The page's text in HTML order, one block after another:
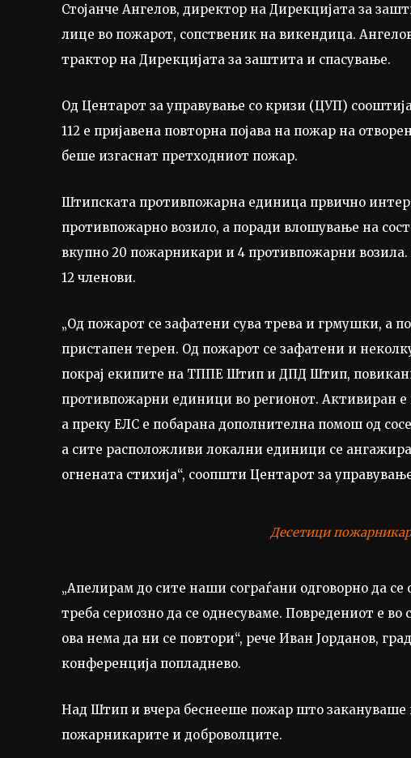
Стојанче Ангелов, директор на Дирекцијата за
лице во пожарот, сопственик на викендица.
трактор на Дирекцијата за заштита и спасување.
Од Центарот за управување со кризи (ЦУП)
112 е пријавена повторна појава на пожар на
беше изгаснат претходниот пожар.
Штипската противпожарна единица првично
противпожарно возило, а поради влошување на
вкупно 20 пожарникари и 4 противпожарни
12 членови.
„Од пожарот се зафатени сува трева и грмушки, а
пристапен терен. Од пожарот се зафатени и
покрај екипите на ТППЕ Штип и ДПД Штип,
противпожарни единици во регионот. Активиран
а преку ЕЛС е побарана дополнителна помош од
а сите расположливи локални единици се
огнената стихија“, соопшти Центарот за
Десетици
„Апелирам до сите наши сограѓани одговорно да
треба сериозно да се однесуваме. Повредениот е во
ова нема да ни се повтори“, рече Иван Јорданов,
конференција попладнево.
Над Штип и вчера беснееше пожар што закануваше
пожарникарите и доброволците.